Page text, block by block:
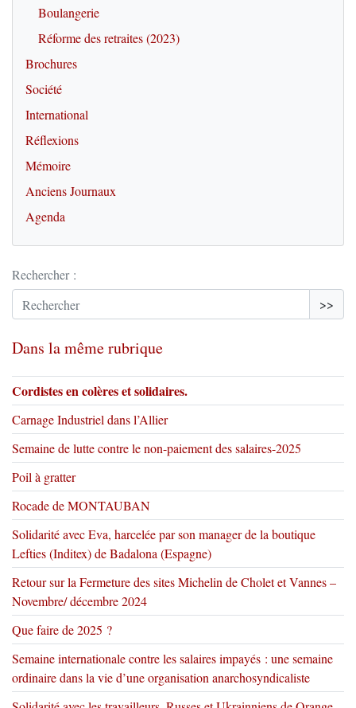
Boulangerie
Réforme des retraites (2023)
Brochures
Société
International
Réflexions
Mémoire
Anciens Journaux
Agenda
Rechercher :
>>
Dans la même rubrique
Cordistes en colères et solidaires.
Carnage Industriel dans l’Allier
Semaine de lutte contre le non-paiement des salaires-2025
Poil à gratter
Rocade de MONTAUBAN
Solidarité avec Eva, harcelée par son manager de la boutique
Lefties (Inditex) de Badalona (Espagne)
Retour sur la Fermeture des sites Michelin de Cholet et Vannes –
Novembre/ décembre 2024
Que faire de 2025 ?
Semaine internationale contre les salaires impayés : une semaine
ordinaire dans la vie d’une organisation anarchosyndicaliste